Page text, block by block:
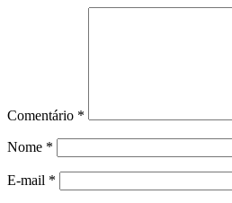
Comentário *
Nome *
E-mail *